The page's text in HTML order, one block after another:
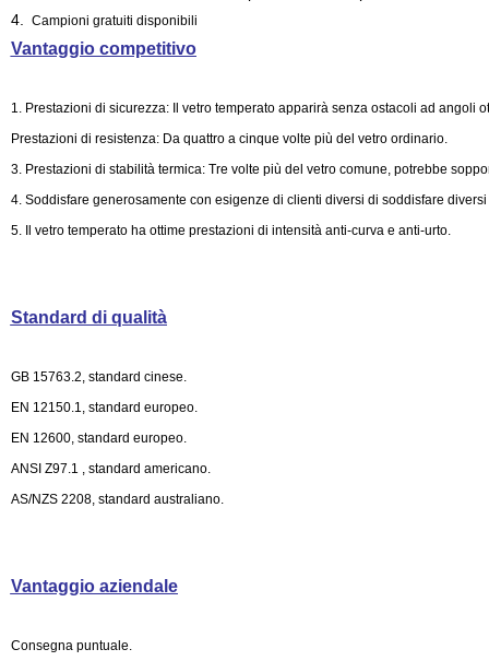
4.
Campioni gratuiti disponibili
Vantaggio competitivo
1. Prestazioni di sicurezza: Il vetro temperato apparirà senza ostacoli ad angoli
Prestazioni di resistenza: Da quattro a cinque volte più del vetro ordinario.
3. Prestazioni di stabilità termica: Tre volte più del vetro comune, potrebbe
4. Soddisfare generosamente con esigenze di clienti diversi di soddisfare
5. Il vetro temperato ha ottime prestazioni di intensità anti-curva e anti-urto.
Standard di qualità
GB 15763.2, standard cinese.
EN 12150.1, standard europeo.
EN 12600, standard europeo.
ANSI Z97.1 , standard americano.
AS/NZS 2208, standard australiano.
Vantaggio aziendale
Consegna puntuale.